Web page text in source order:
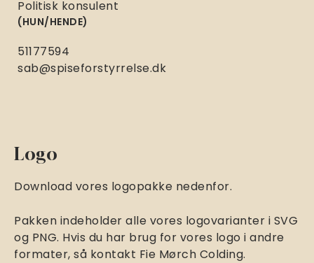
Politisk konsulent
HUN/HENDE
51177594
sab@spiseforstyrrelse.dk
Logo
Download vores logopakke nedenfor.
Pakken indeholder alle vores logovarianter i SVG
og PNG. Hvis du har brug for vores logo i andre
formater, så kontakt Fie Mørch Colding.